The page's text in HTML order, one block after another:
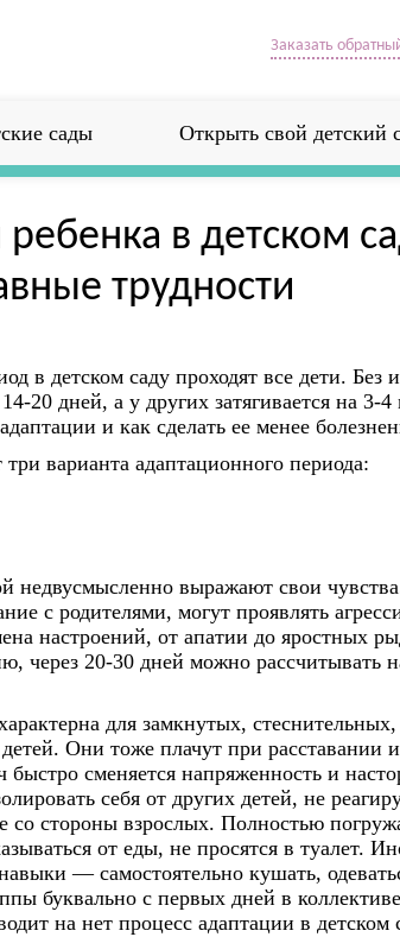
Заказать
сады Открыть свой детский
в детском
трудности
в детском саду проходят все дети. Без
20 дней, а у других затягивается на 3-
и как сделать ее менее
варианта адаптационного периода:
недвусмысленно выражают свои
с родителями, могут проявлять
настроений, от апатии до яростных
через 20-30 дней можно рассчитывать
для замкнутых,
Они тоже плачут при расставании
быстро сменяется напряженность и
себя от других детей, не
со стороны взрослых. Полностью
от еды, не просятся в туалет.
— самостоятельно кушать,
буквально с первых дней в
на нет процесс адаптации в детском